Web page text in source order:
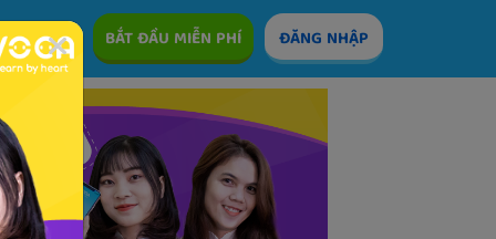
ĐĂNG NHẬP
BẮT ĐẦU MIỄN PHÍ